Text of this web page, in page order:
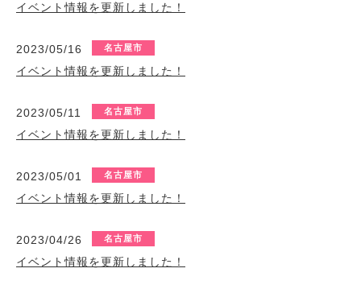
イベント情報を更新しました！
2023/05/16 名古屋市
イベント情報を更新しました！
2023/05/11 名古屋市
イベント情報を更新しました！
2023/05/01 名古屋市
イベント情報を更新しました！
2023/04/26 名古屋市
イベント情報を更新しました！